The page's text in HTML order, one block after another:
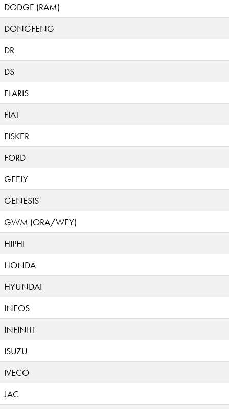
DODGE (RAM)
DONGFENG
DR
DS
ELARIS
FIAT
FISKER
FORD
GEELY
GENESIS
GWM (ORA/WEY)
HIPHI
HONDA
HYUNDAI
INEOS
INFINITI
ISUZU
IVECO
JAC